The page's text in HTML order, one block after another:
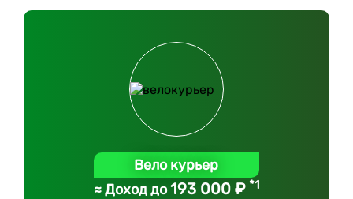
Вело курьер
≈ Доход до193 000 ₽ *1